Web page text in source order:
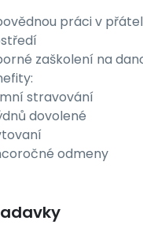
práci v
zaškolení na
stravování
dovolené
odmeny